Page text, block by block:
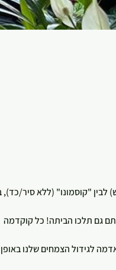
לבין "קוסמונו" (ללא סיר/כד),
קוקדמות ממבחר צמחים עשיר, איתם גם תלכו הביתה! כל קוקדמה
לגידול הצמחים שלנו באופן